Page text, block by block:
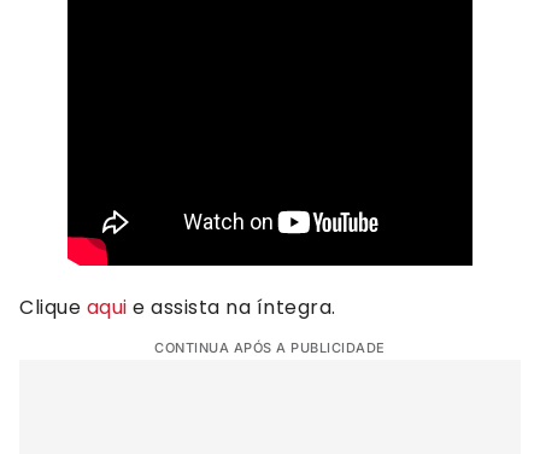
Clique aqui e assista na íntegra.
CONTINUA APÓS A PUBLICIDADE